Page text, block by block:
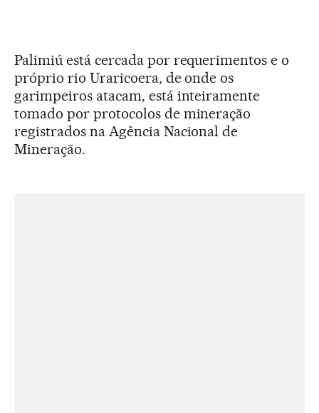
Palimiú está cercada por requerimentos e o
próprio rio Uraricoera, de onde os
garimpeiros atacam, está inteiramente
tomado por protocolos de mineração
registrados na Agência Nacional de
Mineração.